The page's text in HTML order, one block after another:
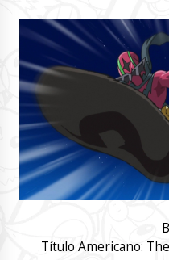
Título Americano: